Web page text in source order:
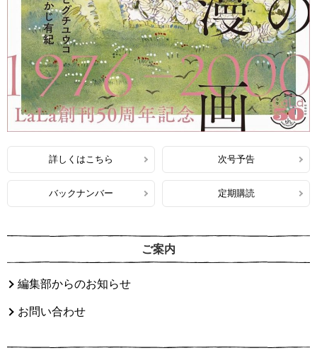
詳しくはこちら 次号予告
バックナンバー 定期購読
ご案内
編集部からのお知らせ
お問い合わせ